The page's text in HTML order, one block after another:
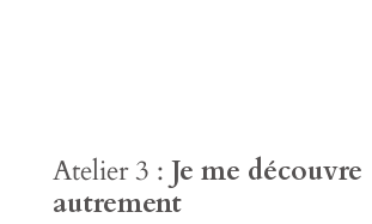
Atelier 3 : Je me découvre
autrement